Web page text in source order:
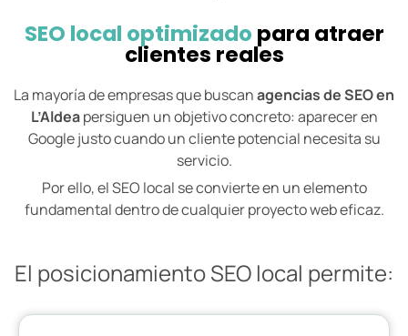
SEO local optimizado para atraer
clientes reales
La mayoría de empresas que buscanagencias de SEO en
L’Aldeapersiguen un objetivo concreto: aparecer en
Google justo cuando un cliente potencial necesita su
servicio.
Por ello, el SEO local se convierte en un elemento
fundamental dentro de cualquier proyecto web eficaz.
El posicionamiento SEO local permite: